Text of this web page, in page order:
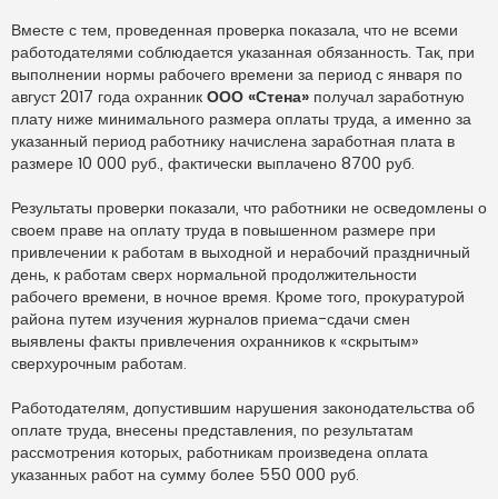
Вместе с тем, проведенная проверка показала, что не всеми
работодателями соблюдается указанная обязанность. Так, при
выполнении нормы рабочего времени за период с января по
август 2017 года охранник ООО «Стена» получал заработную
плату ниже минимального размера оплаты труда, а именно за
указанный период работнику начислена заработная плата в
размере 10 000 руб., фактически выплачено 8700 руб.
Результаты проверки показали, что работники не осведомлены о
своем праве на оплату труда в повышенном размере при
привлечении к работам в выходной и нерабочий праздничный
день, к работам сверх нормальной продолжительности
рабочего времени, в ночное время. Кроме того, прокуратурой
района путем изучения журналов приема-сдачи смен
выявлены факты привлечения охранников к «скрытым»
сверхурочным работам.
Работодателям, допустившим нарушения законодательства об
оплате труда, внесены представления, по результатам
рассмотрения которых, работникам произведена оплата
указанных работ на сумму более 550 000 руб.